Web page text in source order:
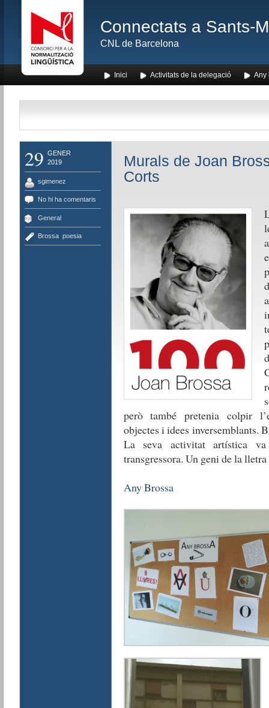
Connectats a Sants-
CNL de Barcelona
Inici Activitats de la delegació Any
29 GENER
2019
sgimenez
No hi ha comentaris
General
Brossa, poesia
Murals de Joan
Corts
però també pretenia colpir
objectes i idees inversemblants.
La seva activitat artística va
transgressora. Un geni de la
Any Brossa